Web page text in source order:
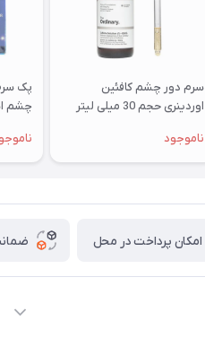
سرم دور چشم کافئین
اوردینری حجم 30 میلی لیتر
ناموجود
پک
چشم
امکان پرداخت در محل